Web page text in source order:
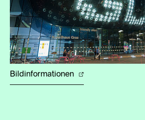
Bildinformationen